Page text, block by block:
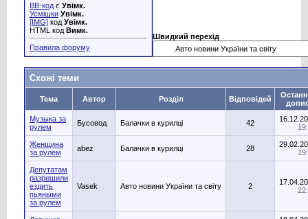
BB-код є Увімк.
Усмішки Увімк.
[IMG] код Увімк.
HTML код Вимк.
Правила форуму
Швидкий перехід
Схожі теми
Тема Автор Розділ Відповідей
Музыка за
рулем
Бусовод Балачки в курилці 42
Женщина
за рулем
abez Балачки в курилці 28
Депутатам
разрешили
ездить
пьяными
за рулем
Vasek Авто новини України та світу 2